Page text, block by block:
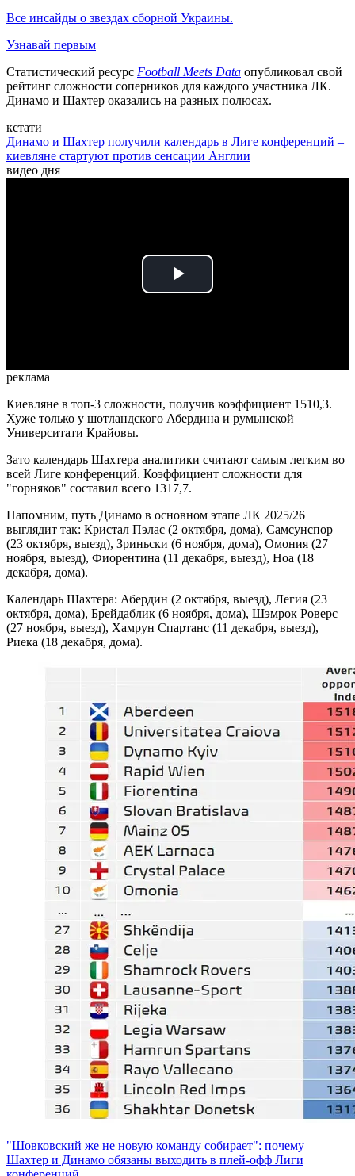
Все инсайды о звездах сборной Украины.
Узнавай первым
Статистический ресурс Football Meets Data опубликовал свой
рейтинг сложности соперников для каждого участника ЛК.
Динамо и Шахтер оказались на разных полюсах.
кстати
Динамо и Шахтер получили календарь в Лиге конференций –
киевляне стартуют против сенсации Англии
видео дня
Play
реклама
Киевляне в топ-3 сложности, получив коэффициент 1510,3.
Хуже только у шотландского Абердина и румынской
Университати Крайовы.
Зато календарь Шахтера аналитики считают самым легким во
всей Лиге конференций. Коэффициент сложности для
"горняков" составил всего 1317,7.
Напомним, путь Динамо в основном этапе ЛК 2025/26
выглядит так: Кристал Пэлас (2 октября, дома), Самсунспор
(23 октября, выезд), Зриньски (6 ноября, дома), Омония (27
ноября, выезд), Фиорентина (11 декабря, выезд), Ноа (18
декабря, дома).
Календарь Шахтера: Абердин (2 октября, выезд), Легия (23
октября, дома), Брейдаблик (6 ноября, дома), Шэмрок Роверс
(27 ноября, выезд), Хамрун Спартанс (11 декабря, выезд),
Риека (18 декабря, дома).
"Шовковский же не новую команду собирает": почему
Шахтер и Динамо обязаны выходить в плей-офф Лиги